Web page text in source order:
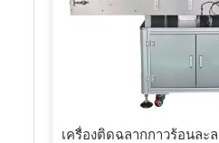
เครื่องติดฉลากกาวร้อนละ